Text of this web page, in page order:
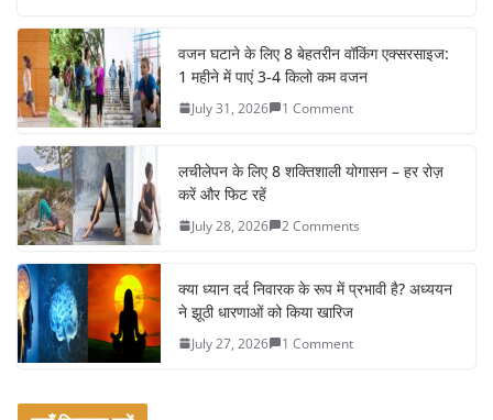
c
e
b
o
o
k
itt
er e
वजन घटाने के लिए 8 बेहतरीन वॉकिंग एक्सरसाइज:
1 महीने में पाएं 3-4 किलो कम वजन
July 31, 2026 1 Comment
लचीलेपन के लिए 8 शक्तिशाली योगासन – हर रोज़
करें और फिट रहें
July 28, 2026 2 Comments
क्या ध्यान दर्द निवारक के रूप में प्रभावी है? अध्ययन
ने झूठी धारणाओं को किया खारिज
July 27, 2026 1 Comment